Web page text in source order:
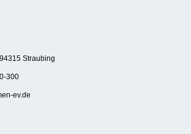
Straubing
300
ev.de